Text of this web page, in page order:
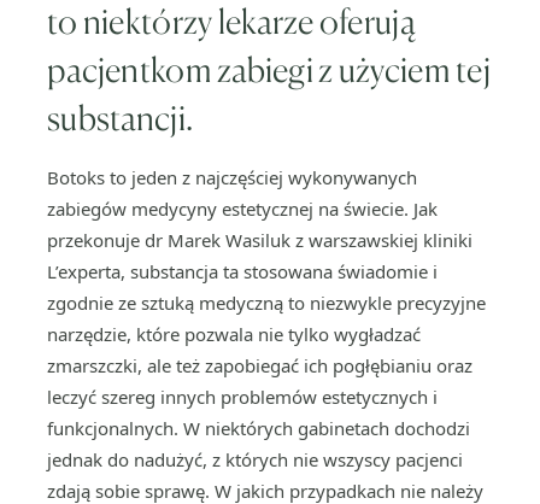
to niektórzy lekarze oferują
pacjentkom zabiegi z użyciem tej
substancji.
Botoks to jeden z najczęściej wykonywanych
zabiegów medycyny estetycznej na świecie. Jak
przekonuje dr Marek Wasiluk z warszawskiej kliniki
L’experta, substancja ta stosowana świadomie i
zgodnie ze sztuką medyczną to niezwykle precyzyjne
narzędzie, które pozwala nie tylko wygładzać
zmarszczki, ale też zapobiegać ich pogłębianiu oraz
leczyć szereg innych problemów estetycznych i
funkcjonalnych. W niektórych gabinetach dochodzi
jednak do nadużyć, z których nie wszyscy pacjenci
zdają sobie sprawę. W jakich przypadkach nie należy